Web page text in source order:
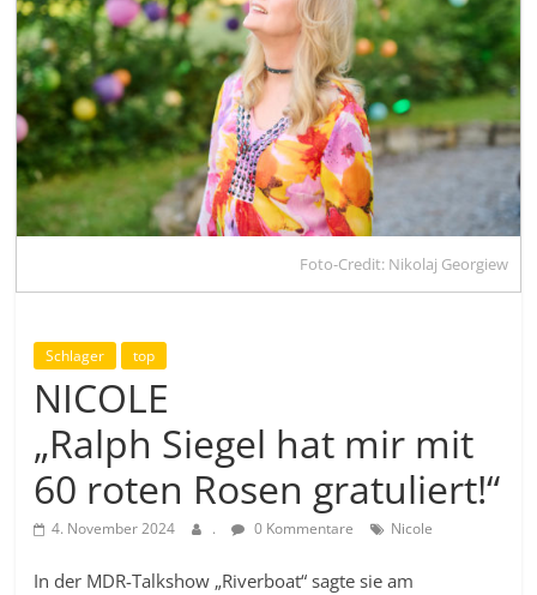
Foto-Credit: Nikolaj Georgiew
Schlager top
NICOLE
„Ralph Siegel hat mir mit
60 roten Rosen gratuliert!“
4. November 2024 . 0 Kommentare Nicole
In der MDR-Talkshow „Riverboat“ sagte sie am